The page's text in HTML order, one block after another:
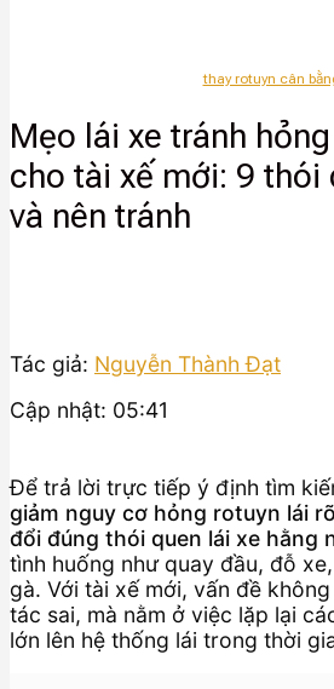
thay rotuyn cân
Mẹo lái xe tránh
cho tài xế mới: 9 thói
và nên tránh
Tác giả: Nguyễn Thành Đạt
Cập nhật: 05:41
Để trả lời trực tiếp ý định tìm
giảm nguy cơ hỏng rotuyn lái
đổi đúng thói quen lái xe hằng
tình huống như quay đầu, đỗ
gà. Với tài xế mới, vấn đề
tác sai, mà nằm ở việc lặp lại
lớn lên hệ thống lái trong thời